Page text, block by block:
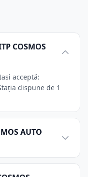
COSMOS
acceptă:
dispune de 1
AUTO